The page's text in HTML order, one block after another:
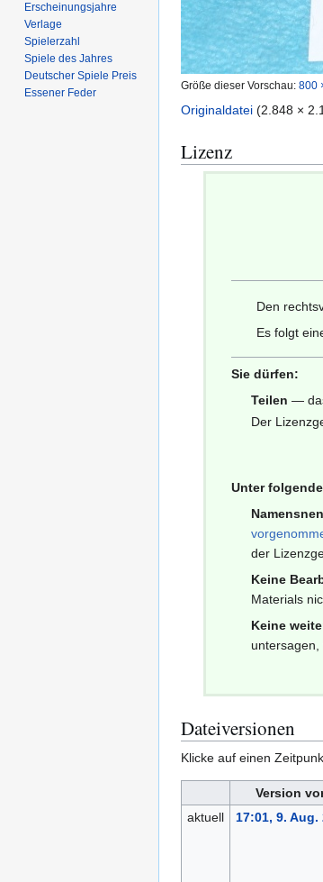
Größe dieser Vorschau: 800
Originaldatei (2.848 ×
Lizenz
Den
Es folgt
Sie dürfen:
Teilen —
Der
Unter
der
Keine
Materials
Keine
untersagen,
Dateiversionen
Klicke auf einen
Version
aktuell
17:01, 9. Aug.
Erscheinungsjahre
Verlage
Spielerzahl
Spiele des Jahres
Deutscher Spiele Preis
Essener Feder